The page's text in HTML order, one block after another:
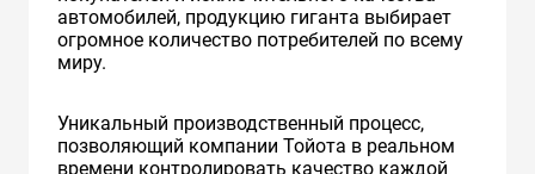
автомобилей, продукцию гиганта выбирает
огромное количество потребителей по всему
миру.
Уникальный производственный процесс,
позволяющий компании Тойота в реальном
времени контролировать качество каждой